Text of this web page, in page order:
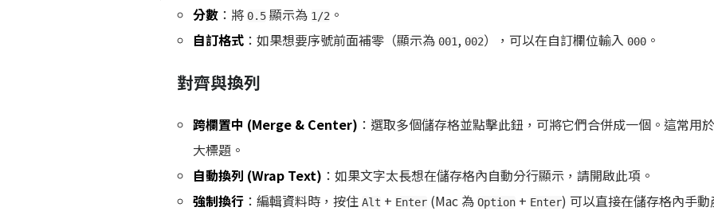
分數 ：將 0.5 顯示為 1/2 。
自訂格式 ：如果想要序號前面補零（顯示為 001, 002），可以在自訂欄位輸入 000 。
對齊與換列
跨欄置中 (Merge & Center) ：選取多個儲存格並點擊此鈕，可將它們合併成一個。這常用
大標題。
自動換列 (Wrap Text) ：如果文字太長想在儲存格內自動分行顯示，請開啟此項。
強制換行 ：編輯資料時，按住 Alt + Enter (Mac 為 Option + Enter) 可以直接在儲存格內手